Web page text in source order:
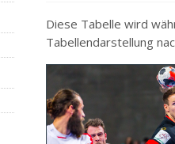
Diese Tabelle wird
Tabellendarstellung